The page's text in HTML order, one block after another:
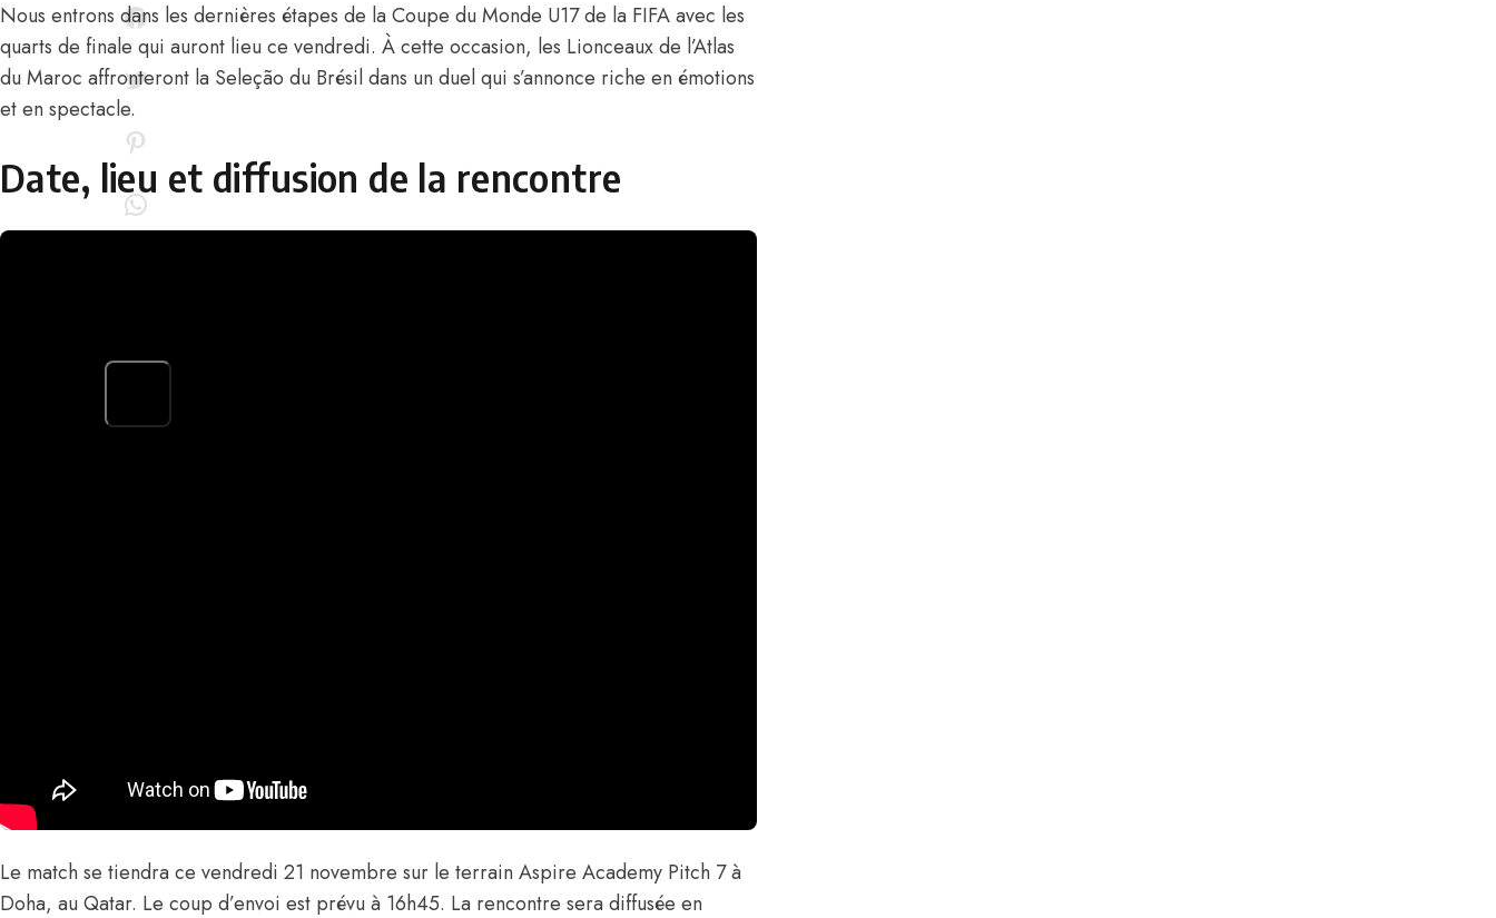
Nous entrons dans les dernières étapes de la Coupe du Monde U17 de la FIFA avec les
quarts de finale qui auront lieu ce vendredi. À cette occasion, les Lionceaux de l’Atlas
du Maroc affronteront la Seleção du Brésil dans un duel qui s’annonce riche en émotions
et en spectacle.
Date, lieu et diffusion de la rencontre
Le match se tiendra ce vendredi 21 novembre sur le terrain Aspire Academy Pitch 7 à
Doha, au Qatar. Le coup d’envoi est prévu à 16h45. La rencontre sera diffusée en